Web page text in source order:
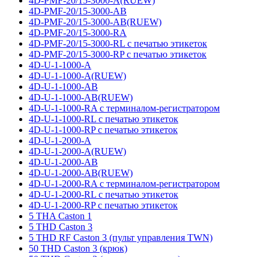
4D-PMF-20/15-3000-AB
4D-PMF-20/15-3000-AB(RUEW)
4D-PMF-20/15-3000-RA
4D-PMF-20/15-3000-RL с печатью этикеток
4D-PMF-20/15-3000-RP с печатью этикеток
4D-U-1-1000-A
4D-U-1-1000-A(RUEW)
4D-U-1-1000-AB
4D-U-1-1000-AB(RUEW)
4D-U-1-1000-RA с терминалом-регистратором
4D-U-1-1000-RL с печатью этикеток
4D-U-1-1000-RP с печатью этикеток
4D-U-1-2000-A
4D-U-1-2000-A(RUEW)
4D-U-1-2000-AB
4D-U-1-2000-AB(RUEW)
4D-U-1-2000-RA с терминалом-регистратором
4D-U-1-2000-RL с печатью этикеток
4D-U-1-2000-RP с печатью этикеток
5 THA Caston 1
5 THD Caston 3
5 THD RF Caston 3 (пульт управления TWN)
50 THD Caston 3 (крюк)